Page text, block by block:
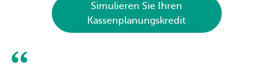
Simulieren Sie Ihren
Kassenplanungskredit